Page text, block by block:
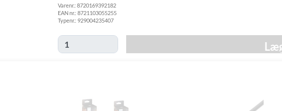
Hjemmelevering
GLS Erhverv
Click&Collect i
Svenstrup
(9230)
0,00 kr. Mandag d. 10/8
Varenr.: 8720169392182
EAN nr.: 8721103055255
Typenr.: 929004235407